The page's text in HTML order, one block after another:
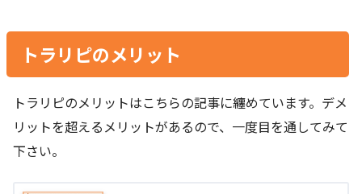
トラリピのメリット
トラリピのメリットはこちらの記事に纏めています。デメ
リットを超えるメリットがあるので、一度目を通してみて
下さい。